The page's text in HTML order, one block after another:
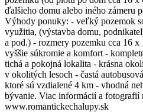
ďalšieho domu alebo iného zámeru
Výhody ponuky: - veľký pozemok
využitia, (výstavba domu,
a pod.) - rozmery pozemku cca 16
vyššie súkromie a komfort -
tichá a pokojná lokalita - krásna
v okolitých lesoch - častá
ktoré sú vzdialené 4 km - vhodná
bývanie. Viac informácií a fotografií
www.romantickechalupy.sk